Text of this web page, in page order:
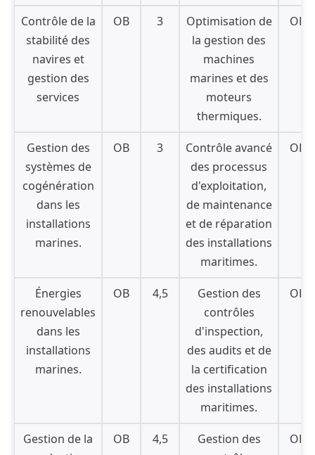
Contrôle de la
stabilité des
navires et
gestion des
services
OB 3
Optimisation de
la gestion des
machines
marines et des
moteurs
thermiques.
OB
Gestion des
systèmes de
cogénération
dans les
installations
marines.
OB 3
Contrôle avancé
des processus
d'exploitation,
de maintenance
et de réparation
des installations
maritimes.
OB
Énergies
renouvelables
dans les
installations
marines.
OB 4,5
Gestion des
contrôles
d'inspection,
des audits et de
la certification
des installations
maritimes.
OB
Gestion de la
OB 4,5
Gestion des
OB